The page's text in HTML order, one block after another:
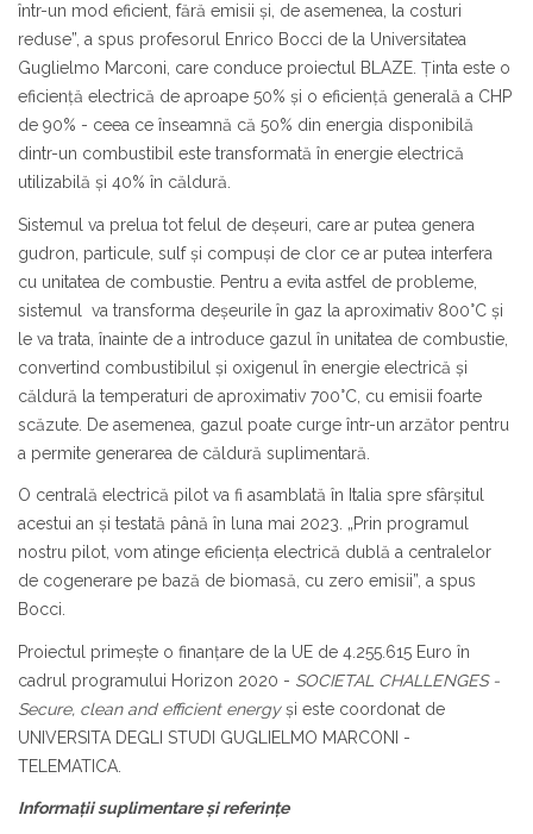
într-un mod eficient, fără emisii și, de asemenea, la costuri
reduse”, a spus profesorul Enrico Bocci de la Universitatea
Guglielmo Marconi, care conduce proiectul BLAZE. Ținta este o
eficiență electrică de aproape 50% și o eficiență generală a CHP
de 90% - ceea ce înseamnă că 50% din energia disponibilă
dintr-un combustibil este transformată în energie electrică
utilizabilă și 40% în căldură.
Sistemul va prelua tot felul de deșeuri, care ar putea genera
gudron, particule, sulf și compuși de clor ce ar putea interfera
cu unitatea de combustie. Pentru a evita astfel de probleme,
sistemul va transforma deșeurile în gaz la aproximativ 800°C și
le va trata, înainte de a introduce gazul în unitatea de combustie,
convertind combustibilul și oxigenul în energie electrică și
căldură la temperaturi de aproximativ 700°C, cu emisii foarte
scăzute. De asemenea, gazul poate curge într-un arzător pentru
a permite generarea de căldură suplimentară.
O centrală electrică pilot va fi asamblată în Italia spre sfârșitul
acestui an și testată până în luna mai 2023. „Prin programul
nostru pilot, vom atinge eficiența electrică dublă a centralelor
de cogenerare pe bază de biomasă, cu zero emisii”, a spus
Bocci.
Proiectul primește o finanțare de la UE de 4.255.615 Euro în
cadrul programului Horizon 2020 - SOCIETAL CHALLENGES -
Secure, clean and efficient energyși este coordonat de
UNIVERSITA DEGLI STUDI GUGLIELMO MARCONI -
TELEMATICA.
Informații suplimentare și referințe